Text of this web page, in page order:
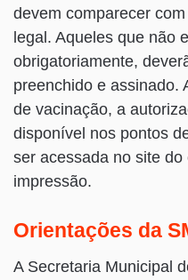
devem comparecer
legal. Aqueles que não
obrigatoriamente,
preenchido e assinado.
de vacinação, a
disponível nos pontos
ser acessada no site
impressão.
Orientações da
A Secretaria Municipal